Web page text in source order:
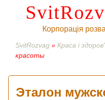
Корпорація
SvitRozvag »Краса і
красоты
Эталон